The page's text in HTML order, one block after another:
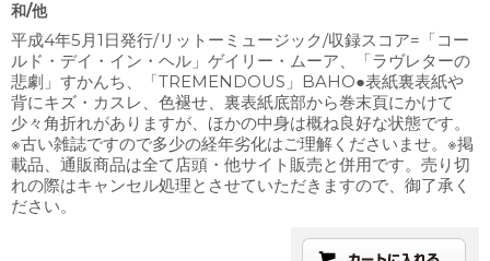
和/他
平成4年5月1日発行/リットーミュージック/収録スコア=「コー
ルド・デイ・イン・ヘル」ゲイリー・ムーア、「ラヴレターの
悲劇」すかんち、「TREMENDOUS」BAHO●表紙裏表紙や
背にキズ・カスレ、色褪せ、裏表紙底部から巻末頁にかけて
少々角折れがありますが、ほかの中身は概ね良好な状態です。
※古い雑誌ですので多少の経年劣化はご理解くださいませ。※掲
載品、通販商品は全て店頭・他サイト販売と併用です。売り切
れの際はキャンセル処理とさせていただきますので、御了承く
ださい。